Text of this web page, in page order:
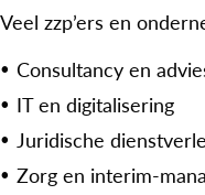
Veel zzp’ers en
Consultancy en
IT en digitalisering
Juridische
Zorg en interim-